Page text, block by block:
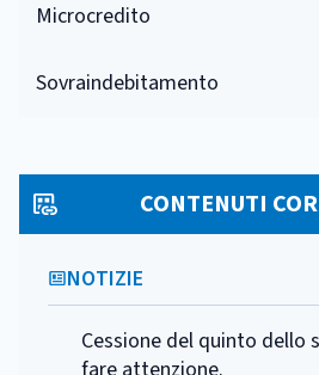
Microcredito
Sovraindebitamento
CONTENUTI
NOTIZIE
Cessione del quinto dello